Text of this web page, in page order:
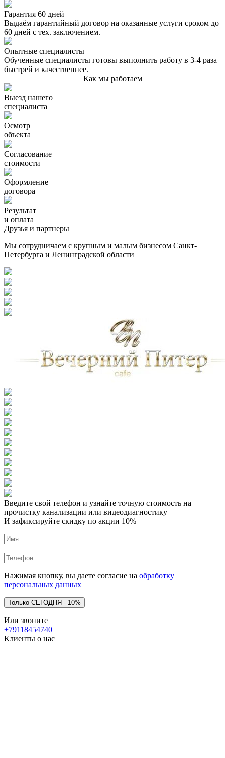
Гарантия 60 дней
Выдаём гарантийный договор на оказанные услуги сроком до
60 дней с тех. заключением.
Опытные специалисты
Обученные специалисты готовы выполнить работу в 3-4 раза
быстрей и качественнее.
Как мы работаем
Выезд нашего
специалиста
Осмотр
объекта
Согласование
стоимости
Оформление
договора
Результат
и оплата
Друзья и партнеры
Мы сотрудничаем с крупным и малым бизнесом Санкт-
Петербурга и Ленинградской области
Введите свой телефон и узнайте точную стоимость на
прочистку канализации или видеодиагностику
И зафиксируйте скидку по акции 10%
Нажимая кнопку, вы даете согласие на обработку
персональных данных
Или звоните
+79118454740
Клиенты о нас